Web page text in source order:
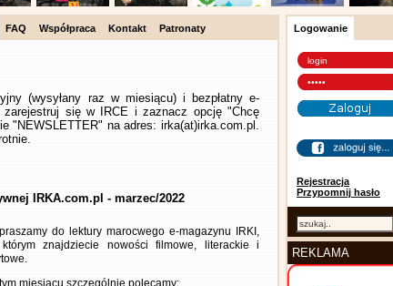
FAQ Współpraca Kontakt Patronaty
(wysyłany raz w miesiącu) i bezpłatny e-
się w IRCE i zaznacz opcję "Chcę
"NEWSLETTER" na adres: irka(at)irka.com.pl.
IRKA.com.pl - marzec/2022
do lektury marocwego e-magazynu IRKI,
znajdziecie nowości filmowe, literackie i
miesiącu szczególnie polecamy:
Logowanie
Rejestracja
Przypomnij hasło
REKLAMA